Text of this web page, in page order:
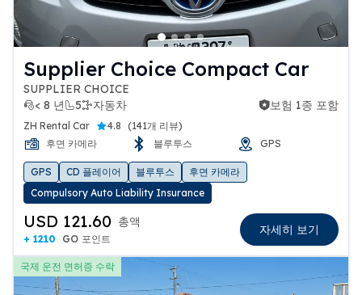
Supplier Choice Compact Car
SUPPLIER CHOICE
< 8 년
5 자동차
보험 1종 포함 보험 1종 포함
ZH Rental Car 4.8 (141개 리뷰)
후면 카메라
블루투스 GPS
GPS CD 플레이어 블루투스
후면 카메라
Compulsory Auto Liability Insurance
USD 121.60 총액
+ 1210 GO 포인트
자세히 보기
국제 운전 면허증 수락